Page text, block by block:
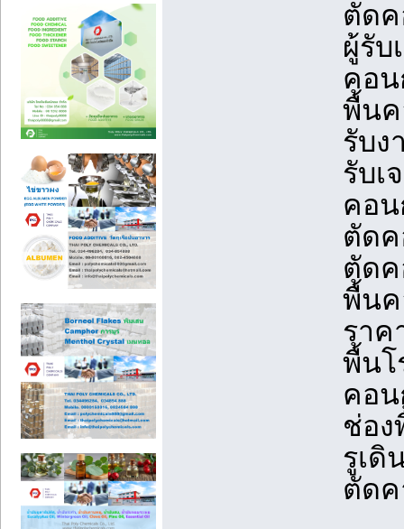
ตัดค
ผู้รับ
คอน
พื้นค
รับง
รับเ
คอน
ตัดค
ตัด
พื้นค
ราค
พื้นโ
คอน
ช่อง
รูเดิ
ตัด